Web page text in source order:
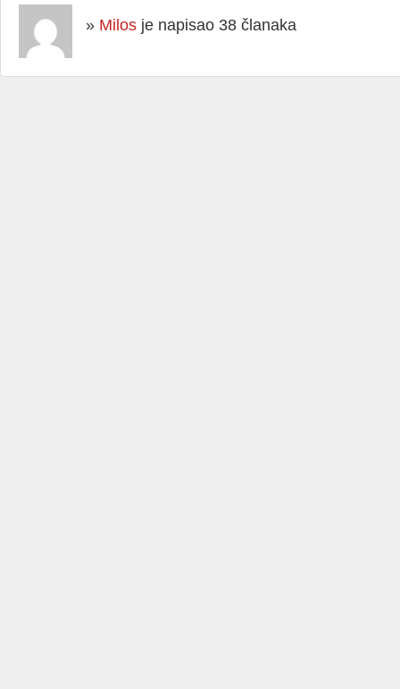
» Milos je napisao 38 članaka